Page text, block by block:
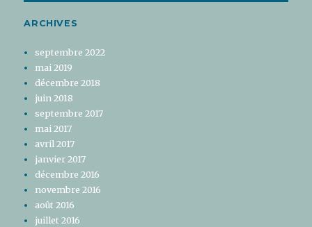
ARCHIVES
septembre 2022
mai 2019
décembre 2018
juin 2018
septembre 2017
mai 2017
avril 2017
janvier 2017
décembre 2016
novembre 2016
août 2016
juillet 2016